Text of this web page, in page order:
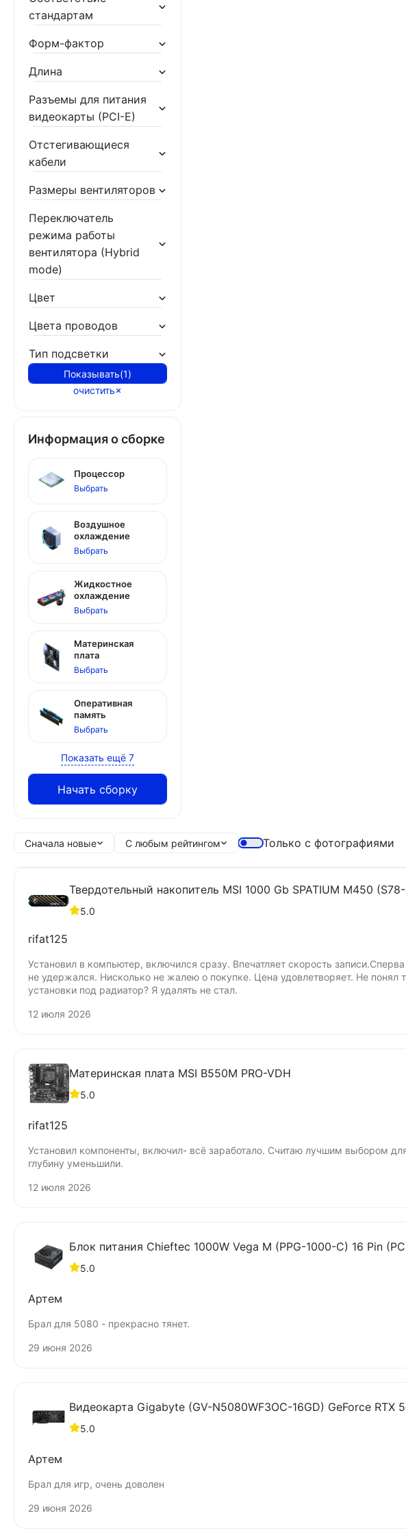
860 Вт
1050 Вт
1250 Вт
1600 Вт
1850 Вт
2200 Вт
стандартам
Форм-фактор
Длина
Разъемы для питания
видеокарты (PCI-E)
Отстегивающиеся
кабели
Размеры вентиляторов
Переключатель
режима работы
вентилятора (Hybrid
mode)
Цвет
Цвета проводов
Тип подсветки
Показывать(1)
очистить
Информация о сборке
Процессор
Выбрать
Воздушное
охлаждение
Выбрать
Жидкостное
охлаждение
Выбрать
Материнская
плата
Выбрать
Оперативная
память
Выбрать
Показать ещё 7
Начать сборку
Сначала новые С любым рейтингом Только с фотографиями
Твердотельный накопитель MSI 1000 Gb SPATIUM M450
5.0
rifat125
Установил в компьютер, включился сразу. Впечатляет скорость
не удержался. Нисколько не жалею о покупке. Цена удовлетворяет. Не
установки под радиатор? Я удалять не стал.
12 июля 2026
Материнская плата MSI B550M PRO-VDH
5.0
rifat125
Установил компоненты, включил- всё заработало. Считаю лучшим выбором
глубину уменьшили.
12 июля 2026
Блок питания Chieftec 1000W Vega M (PPG-1000-C) 16 Pin
5.0
Артем
Брал для 5080 - прекрасно тянет.
29 июня 2026
Видеокарта Gigabyte (GV-N5080WF3OC-16GD) GeForce RTX
5.0
Артем
Брал для игр, очень доволен
29 июня 2026